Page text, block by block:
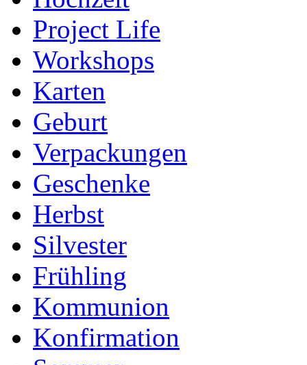
Project Life
Workshops
Karten
Geburt
Verpackungen
Geschenke
Herbst
Silvester
Frühling
Kommunion
Konfirmation